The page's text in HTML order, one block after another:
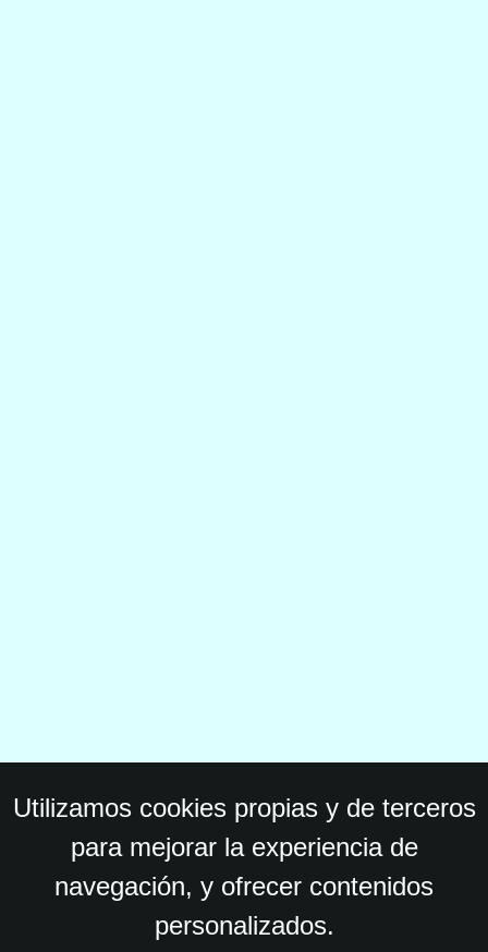
Utilizamos cookies propias y de terceros
para mejorar la experiencia de
navegación, y ofrecer contenidos
personalizados.